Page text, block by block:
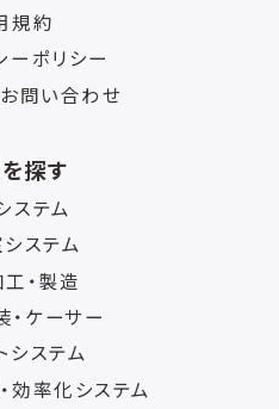
規約
ーポリシー
問い合わせ
探す
ステム
ステム
・製造
・ケーサー
システム
効率化システム